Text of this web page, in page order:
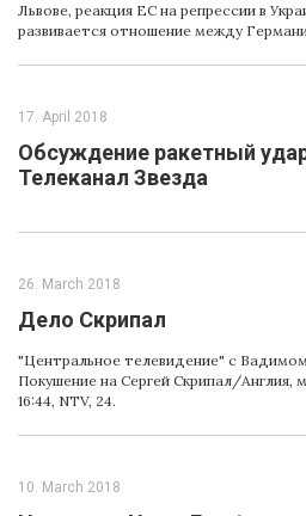
Львове, реакция ЕС на репрессии в
развивается отношение между
17. April 2018
Обсуждение ракетный
Телеканал Звезда
26. March 2018
Дело Скрипал
"Центральное телевидение" с
Покушение на Cергей Cкрипал/Англия,
16:44, NTV, 24.
10. March 2018